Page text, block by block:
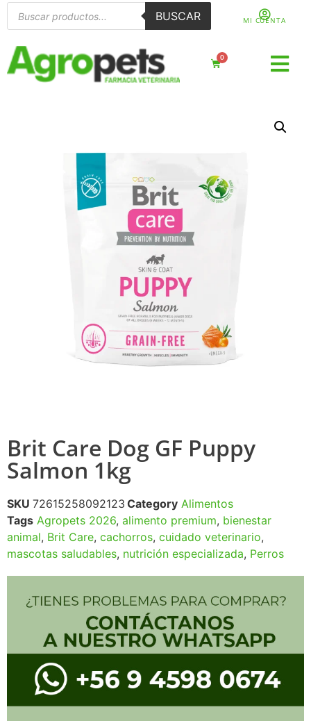
BUSCAR MI CUENTA
0
Brit Care Dog GF Puppy
Salmon 1kg
SKU 72615258092123 Category Alimentos
Tags Agropets 2026, alimento premium, bienestar
animal, Brit Care, cachorros, cuidado veterinario,
mascotas saludables, nutrición especializada, Perros